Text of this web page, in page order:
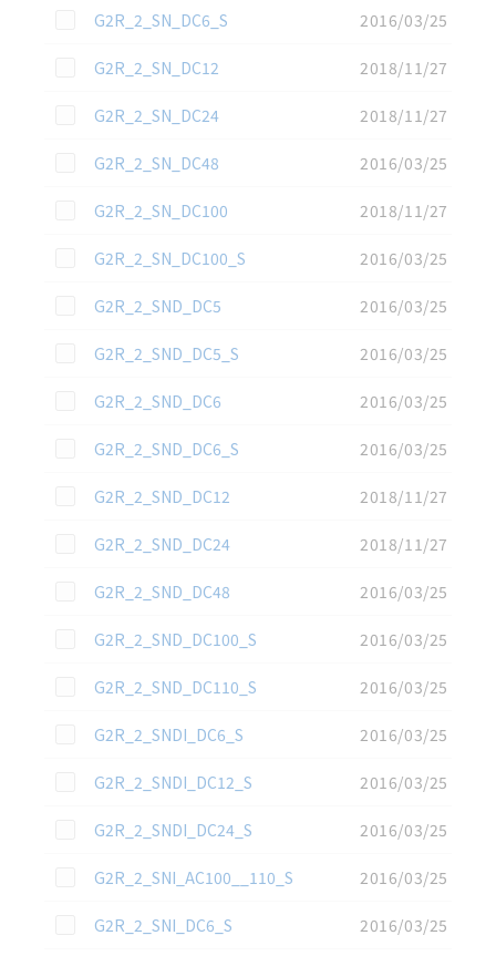
この資料を選択
G2R_2_SN_DC6_S
2016/03/25
この資料を選択
G2R_2_SN_DC12
2018/11/27
この資料を選択
G2R_2_SN_DC24
2018/11/27
この資料を選択
G2R_2_SN_DC48
2016/03/25
この資料を選択
G2R_2_SN_DC100
2018/11/27
この資料を選択
G2R_2_SN_DC100_S
2016/03/25
この資料を選択
G2R_2_SND_DC5
2016/03/25
この資料を選択
G2R_2_SND_DC5_S
2016/03/25
この資料を選択
G2R_2_SND_DC6
2016/03/25
この資料を選択
G2R_2_SND_DC6_S
2016/03/25
この資料を選択
G2R_2_SND_DC12
2018/11/27
この資料を選択
G2R_2_SND_DC24
2018/11/27
この資料を選択
G2R_2_SND_DC48
2016/03/25
この資料を選択
G2R_2_SND_DC100_S
2016/03/25
この資料を選択
G2R_2_SND_DC110_S
2016/03/25
この資料を選択
G2R_2_SNDI_DC6_S
2016/03/25
この資料を選択
G2R_2_SNDI_DC12_S
2016/03/25
この資料を選択
G2R_2_SNDI_DC24_S
2016/03/25
この資料を選択
G2R_2_SNI_AC100__110_S
2016/03/25
この資料を選択
G2R_2_SNI_DC6_S
2016/03/25